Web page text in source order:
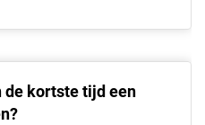
de kortste tijd een